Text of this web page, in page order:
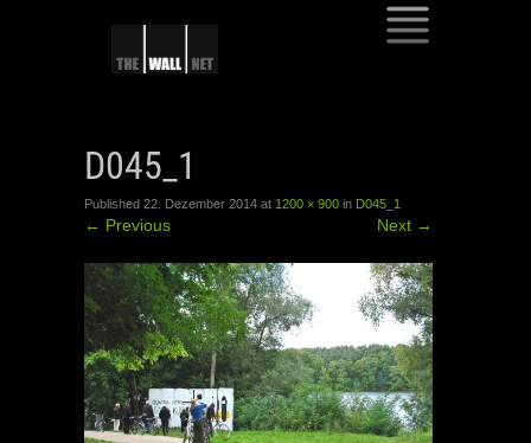
TO
CONTENT
D045_1
Published 22. Dezember 2014 at 1200 × 900 in D045_1
← Previous Next →